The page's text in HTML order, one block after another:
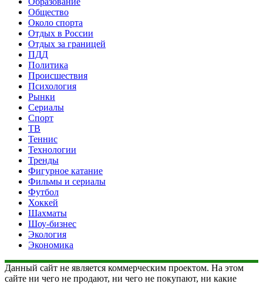
Общество
Около спорта
Отдых в России
Отдых за границей
ПДД
Политика
Происшествия
Психология
Рынки
Сериалы
Спорт
ТВ
Теннис
Технологии
Тренды
Фигурное катание
Фильмы и сериалы
Футбол
Хоккей
Шахматы
Шоу-бизнес
Экология
Экономика
Данный сайт не является коммерческим проектом. На этом
сайте ни чего не продают, ни чего не покупают, ни какие